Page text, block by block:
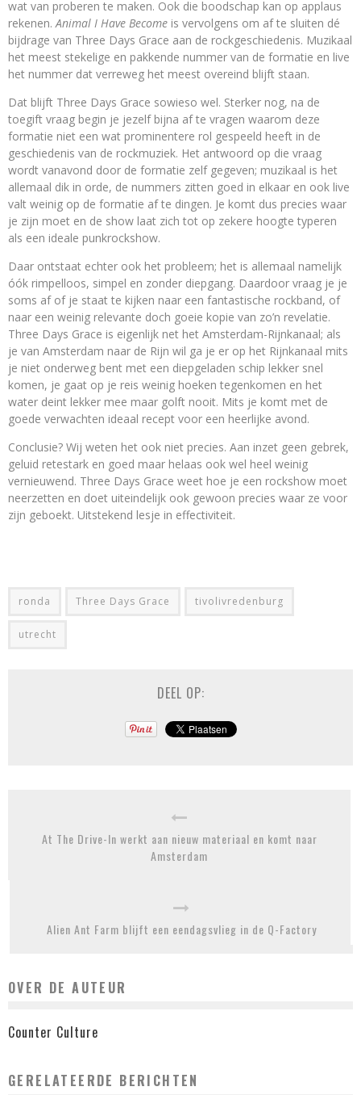
wat van proberen te maken. Ook die boodschap kan op applaus
rekenen. Animal I Have Become is vervolgens om af te sluiten dé
bijdrage van Three Days Grace aan de rockgeschiedenis. Muzikaal
het meest stekelige en pakkende nummer van de formatie en live
het nummer dat verreweg het meest overeind blijft staan.
Dat blijft Three Days Grace sowieso wel. Sterker nog, na de
toegift vraag begin je jezelf bijna af te vragen waarom deze
formatie niet een wat prominentere rol gespeeld heeft in de
geschiedenis van de rockmuziek. Het antwoord op die vraag
wordt vanavond door de formatie zelf gegeven; muzikaal is het
allemaal dik in orde, de nummers zitten goed in elkaar en ook live
valt weinig op de formatie af te dingen. Je komt dus precies waar
je zijn moet en de show laat zich tot op zekere hoogte typeren
als een ideale punkrockshow.
Daar ontstaat echter ook het probleem; het is allemaal namelijk
óók rimpelloos, simpel en zonder diepgang. Daardoor vraag je je
soms af of je staat te kijken naar een fantastische rockband, of
naar een weinig relevante doch goeie kopie van zo’n revelatie.
Three Days Grace is eigenlijk net het Amsterdam-Rijnkanaal; als
je van Amsterdam naar de Rijn wil ga je er op het Rijnkanaal mits
je niet onderweg bent met een diepgeladen schip lekker snel
komen, je gaat op je reis weinig hoeken tegenkomen en het
water deint lekker mee maar golft nooit. Mits je komt met de
goede verwachten ideaal recept voor een heerlijke avond.
Conclusie? Wij weten het ook niet precies. Aan inzet geen gebrek,
geluid retestark en goed maar helaas ook wel heel weinig
vernieuwend. Three Days Grace weet hoe je een rockshow moet
neerzetten en doet uiteindelijk ook gewoon precies waar ze voor
zijn geboekt. Uitstekend lesje in effectiviteit.
ronda Three Days Grace tivolivredenburg
utrecht
DEEL OP:
At The Drive-In werkt aan nieuw materiaal en komt naar
Amsterdam
Alien Ant Farm blijft een eendagsvlieg in de Q-Factory
OVER DE AUTEUR
Counter Culture
GERELATEERDE BERICHTEN